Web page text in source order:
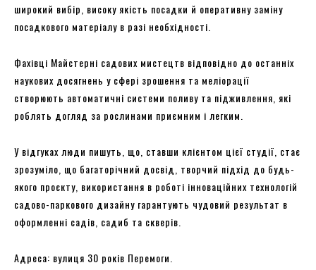
широкий вибір, високу якість посадки й оперативну заміну
посадкового матеріалу в разі необхідності.
Фахівці Майстерні садових мистецтв відповідно до останніх
наукових досягнень у сфері зрошення та меліорації
створюють автоматичні системи поливу та підживлення, які
роблять догляд за рослинами приємним і легким.
У відгуках люди пишуть, що, ставши клієнтом цієї студії, стає
зрозуміло, що багаторічний досвід, творчий підхід до будь-
якого проєкту, використання в роботі інноваційних технологій
садово-паркового дизайну гарантують чудовий результат в
оформленні садів, садиб та скверів.
Адреса: вулиця 30 років Перемоги.